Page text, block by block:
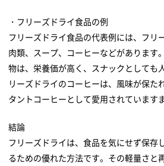
・フリーズドライ食品の例
フリーズドライ食品の代表例には、フリ
肉類、スープ、コーヒーなどがあります
物は、栄養価が高く、スナックとしても
リーズドライのコーヒーは、風味が保た
タントコーヒーとして愛用されていますま
結論
フリーズドライは、食品を気にせず保存
るための優れた方法です。その軽量さと